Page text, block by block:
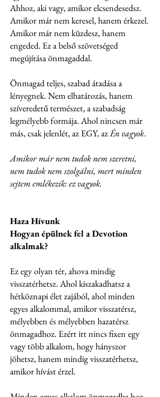
Ahhoz, aki vagy, amikor elcsendesedsz.
Amikor már nem keresel, hanem érkezel.
Amikor már nem küzdesz, hanem
engeded. Ez a belső szövetséged
megújítása önmagaddal.
Önmagad teljes, szabad átadása a
lényegnek. Nem elhatározás, hanem
szíveredetű természet, a szabadság
legmélyebb formája. Ahol nincsen már
más, csak jelenlét, az EGY, azÉn vagyok.
Amikor már nem tudok nem szeretni,
nem tudok nem szolgálni, mert minden
sejtem emlékezik: ez vagyok.
Haza Hívunk
Hogyan épülnek fel a Devotion
alkalmak?
Ez egy olyan tér, ahova mindig
visszatérhetsz. Ahol kiszakadhatsz a
hétköznapi élet zajából, ahol minden
egyes alkalommal, amikor visszatérsz,
mélyebben és mélyebben hazatérsz
önmagadhoz. Ezért itt nincs fixen egy
vagy több alkalom, hogy hányszor
jöhetsz, hanem mindig visszatérhetsz,
amikor hívást érzel.